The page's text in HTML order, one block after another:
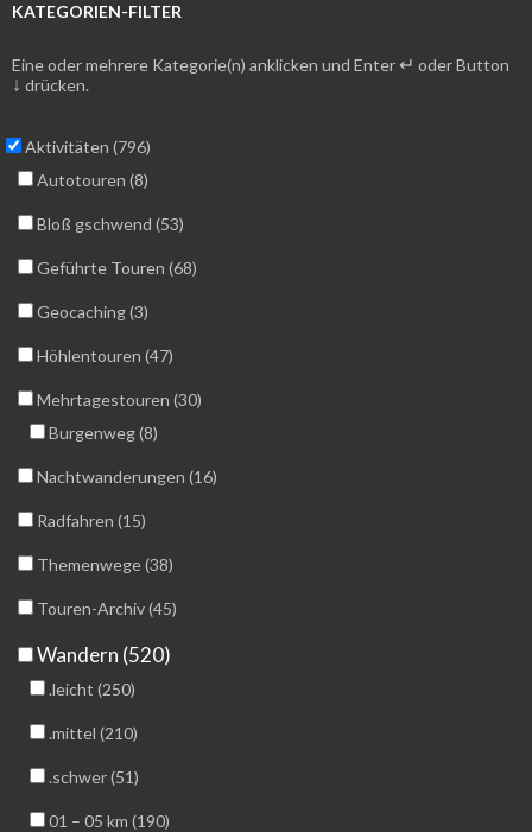
KATEGORIEN-FILTER
Eine oder mehrere Kategorie(n) anklicken und Enter ↵ oder Button
↓ drücken.
Aktivitäten (796)
Autotouren (8)
Bloß gschwend (53)
Geführte Touren (68)
Geocaching (3)
Höhlentouren (47)
Mehrtagestouren (30)
Burgenweg (8)
Nachtwanderungen (16)
Radfahren (15)
Themenwege (38)
Touren-Archiv (45)
Wandern (520)
.leicht (250)
.mittel (210)
.schwer (51)
01 – 05 km (190)